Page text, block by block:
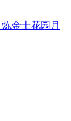
炼金士花园月